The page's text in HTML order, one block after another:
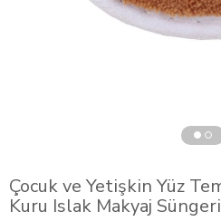
Çocuk ve Yetişkin Yüz
Kuru Islak Makyaj Süngeri